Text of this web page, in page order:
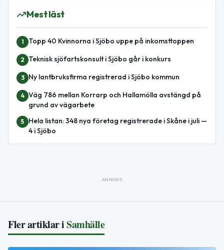
Mest läst
1 Topp 40 Kvinnorna i Sjöbo uppe på inkomsttoppen
2 Teknisk sjöfartskonsult i Sjöbo går i konkurs
3 Ny lantbruksfirma registrerad i Sjöbo kommun
4 Väg 786 mellan Korrarp och Hallamölla avstängd på
grund av vägarbete
5
Hela listan: 348 nya företag registrerade i Skåne i juli —
4 i Sjöbo
ANNONS
Fler artiklar iSamhälle